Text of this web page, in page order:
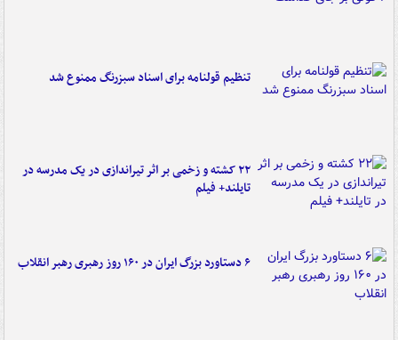
تنظیم قولنامه برای اسناد سبزرنگ ممنوع شد
۲۲ کشته و زخمی بر اثر تیراندازی در یک مدرسه در
تایلند+ فیلم
۶ دستاورد بزرگ ایران در ۱۶۰ روز رهبری رهبر انقلاب